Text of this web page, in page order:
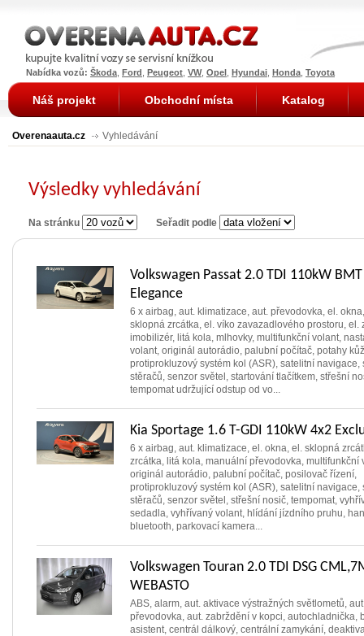
Overenaauta.cz Vyhledávání
Výsledky vyhledávání
Na stránku Seřadit podle
Volkswagen Passat 2.0 TDI 110kW BMT
Elegance
6 x airbag, aut. klimatizace, aut. převodovka, el.
sklopná zrcátka, el. víko zavazadlového prostoru, el.
imobilizér, litá kola, mlhovky, multifunkční volant,
volant, originál autorádio, palubní počítač, potahy
protiprokluzový systém kol (ASR), satelitní navigace,
stěračů, senzor světel, startování tlačítkem, střešní
tempomat udržující odstup od vo...
Kia Sportage 1.6 T-GDI 110kW 4x2
6 x airbag, aut. klimatizace, el. okna, el. sklopná
zrcátka, litá kola, manuální převodovka, multifunkční
originál autorádio, palubní počítač, posilovač řízení,
protiprokluzový systém kol (ASR), satelitní navigace,
stěračů, senzor světel, střešní nosič, tempomat,
sedadla, vyhřívaný volant, hlídání jízdního pruhu,
bluetooth, parkovací kamera...
Volkswagen Touran 2.0 TDI DSG
WEBASTO
ABS, alarm, aut. aktivace výstražných světlometů,
převodovka, aut. zabrždění v kopci, autochladnička,
asistent, centrál dálkový, centrální zamykání,
Nabídka vozů: Škoda Ford Peugeot VW, Opel Hyundai Honda Toyota
Náš projekt Obchodní místa Katalog